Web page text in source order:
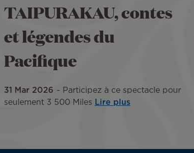
TAIPURAKAU, contes
et légendes du
Pacifique
31 Mar 2026
Participez à ce spectacle pour
seulement 3 500 Miles Lire plus